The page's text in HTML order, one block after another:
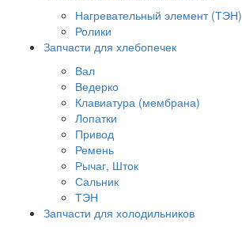
Нагревательный элемент (ТЭН)
Ролики
Запчасти для хлебопечек
Вал
Ведерко
Клавиатура (мембрана)
Лопатки
Привод
Ремень
Рычаг, Шток
Сальник
ТЭН
Запчасти для холодильников